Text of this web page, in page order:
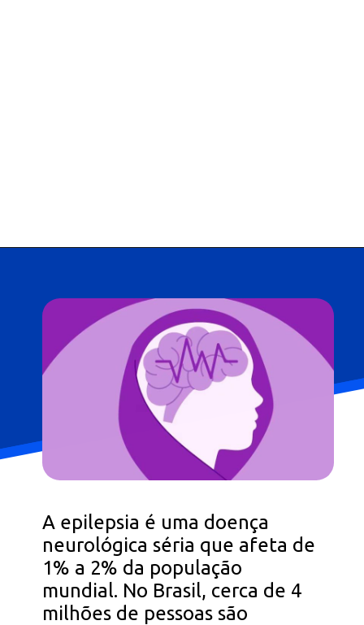
A epilepsia é uma doença
neurológica séria que afeta de
1% a 2% da população
mundial. No Brasil, cerca de 4
milhões de pessoas são